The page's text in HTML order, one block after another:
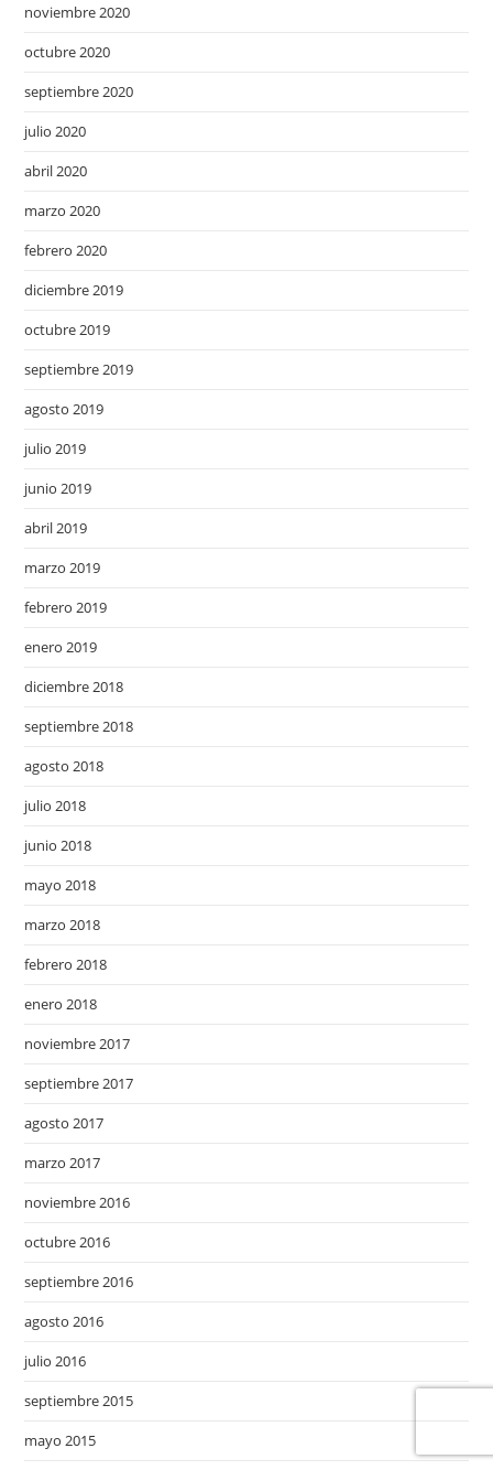
noviembre 2020
octubre 2020
septiembre 2020
julio 2020
abril 2020
marzo 2020
febrero 2020
diciembre 2019
octubre 2019
septiembre 2019
agosto 2019
julio 2019
junio 2019
abril 2019
marzo 2019
febrero 2019
enero 2019
diciembre 2018
septiembre 2018
agosto 2018
julio 2018
junio 2018
mayo 2018
marzo 2018
febrero 2018
enero 2018
noviembre 2017
septiembre 2017
agosto 2017
marzo 2017
noviembre 2016
octubre 2016
septiembre 2016
agosto 2016
julio 2016
septiembre 2015
mayo 2015